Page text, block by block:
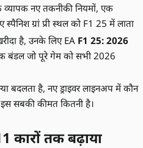
नए तकनीकी नियमों, एक
ग्रां प्री स्थल को F1 25 में लाता
है, उनके लिए EA F1 25: 2026
बंडल जो पूरे गेम को सभी 2026
बदलता है, नए ड्राइवर लाइनअप में कौन
सबकी कीमत कितनी है।
कारों तक बढ़ाया